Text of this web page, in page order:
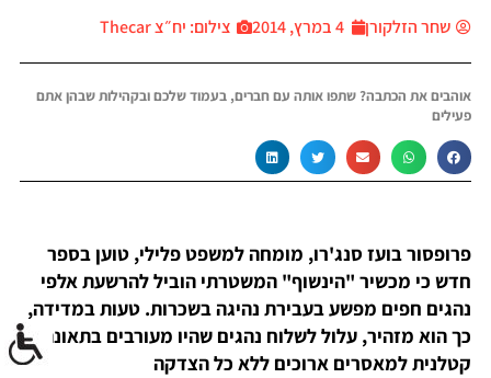
שחר הזלקורן 4 במרץ, 2014 צילום: יח״צ Thecar
אוהבים את הכתבה? שתפו אותה עם חברים, בעמוד שלכם ובקהילות שבהן אתם
פעילים
פרופסור בועז סנג'רו, מומחה למשפט פלילי, טוען בספר
חדש כי מכשיר "הינשוף" המשטרתי הוביל להרשעת אלפי
נהגים חפים מפשע בעבירת נהיגה בשכרות. טעות במדידה,
כך הוא מזהיר, עלול לשלוח נהגים שהיו מעורבים בתאונה
קטלנית למאסרים ארוכים ללא כל הצדקה